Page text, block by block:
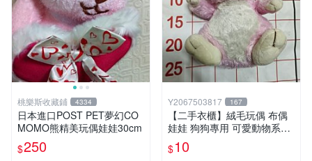
桃樂斯收藏鋪 4334
日本進口POST PET夢幻CO
MOMO熊精美玩偶娃娃30cm
$250
Y2067503817 167
【二手衣櫃】絨毛玩偶 布偶
娃娃 狗狗專用 可愛動物系列
耐咬耐磨玩具 玩偶 粉紅熊寵
物玩具 1120929
$10